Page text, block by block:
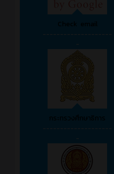
Check email
--------------------
-
กระทรวงศึกษาธิการ
--------------------
-